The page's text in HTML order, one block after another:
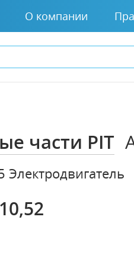
О компании
части PIT
Электродвигатель